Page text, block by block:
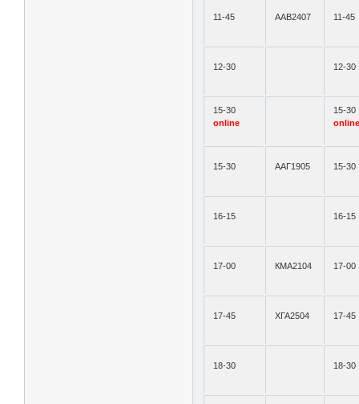
11-45 ААВ2407 11-45
12-30 12-30
15-30
online
15-30
15-30 ААГ1905 15-30
16-15 16-15
17-00 КМА2104 17-00
17-45 ХГА2504 17-45
18-30 18-30